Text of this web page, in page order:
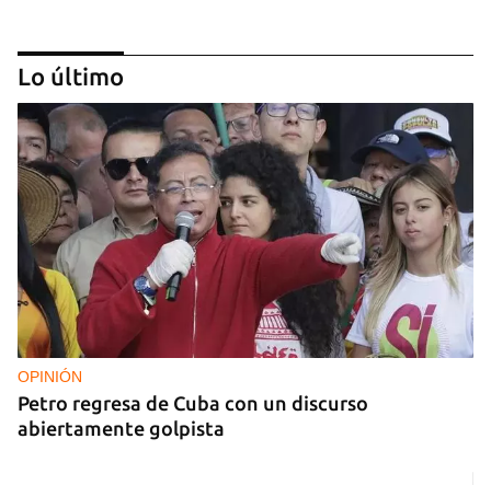
FOTO DEL DÍA
Lluvia para beber, agua contaminada para el día a
día
Lo último
OPINIÓN
Petro regresa de Cuba con un discurso
abiertamente golpista